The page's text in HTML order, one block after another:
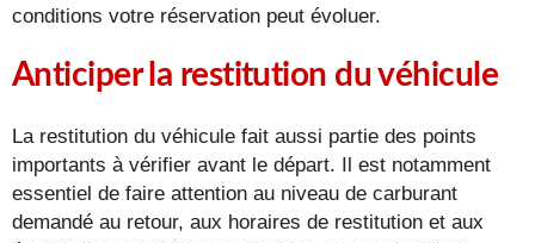
conditions votre réservation peut évoluer.
Anticiper la restitution du véhicule
La restitution du véhicule fait aussi partie des points
importants à vérifier avant le départ. Il est notamment
essentiel de faire attention au niveau de carburant
demandé au retour, aux horaires de restitution et aux